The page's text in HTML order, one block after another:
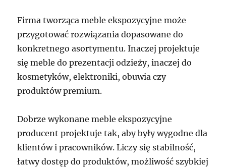
Firma tworząca meble ekspozycyjne może
przygotować rozwiązania dopasowane do
konkretnego asortymentu. Inaczej projektuje
się meble do prezentacji odzieży, inaczej do
kosmetyków, elektroniki, obuwia czy
produktów premium.
Dobrze wykonane meble ekspozycyjne
producent projektuje tak, aby były wygodne dla
klientów i pracowników. Liczy się stabilność,
łatwy dostęp do produktów, możliwość szybkiej